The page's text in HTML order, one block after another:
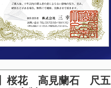
桜花 高見蘭石 尺五